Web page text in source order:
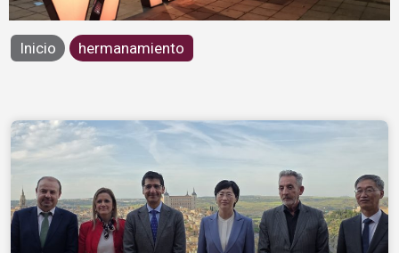
Inicio hermanamiento